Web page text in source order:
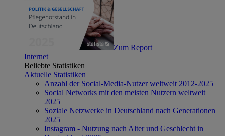
Zum Report
Internet
Beliebte Statistiken
Aktuelle Statistiken
Anzahl der Social-Media-Nutzer weltweit 2012-2025
Social Networks mit den meisten Nutzern weltweit
2025
Soziale Netzwerke in Deutschland nach Generationen
2025
Instagram - Nutzung nach Alter und Geschlecht in